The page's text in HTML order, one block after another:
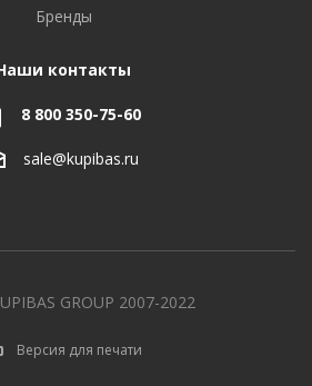
Бренды
контакты
8 800 350-75-60
sale@kupibas.ru
GROUP 2007-2022
Версия для печати